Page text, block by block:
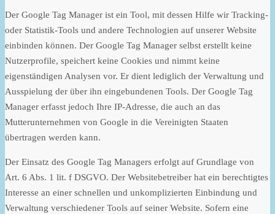
Der Google Tag Manager ist ein Tool, mit dessen Hilfe wir Tracking-
oder Statistik-Tools und andere Technologien auf unserer Website
einbinden können. Der Google Tag Manager selbst erstellt keine
Nutzerprofile, speichert keine Cookies und nimmt keine
eigenständigen Analysen vor. Er dient lediglich der Verwaltung und
Ausspielung der über ihn eingebundenen Tools. Der Google Tag
Manager erfasst jedoch Ihre IP-Adresse, die auch an das
Mutterunternehmen von Google in die Vereinigten Staaten
übertragen werden kann.
Der Einsatz des Google Tag Managers erfolgt auf Grundlage von
Art. 6 Abs. 1 lit. f DSGVO. Der Websitebetreiber hat ein berechtigtes
Interesse an einer schnellen und unkomplizierten Einbindung und
Verwaltung verschiedener Tools auf seiner Website. Sofern eine